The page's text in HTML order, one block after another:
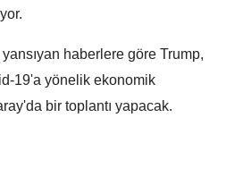
haberlere göre Trump,
19'a yönelik ekonomik
bir toplantı yapacak.